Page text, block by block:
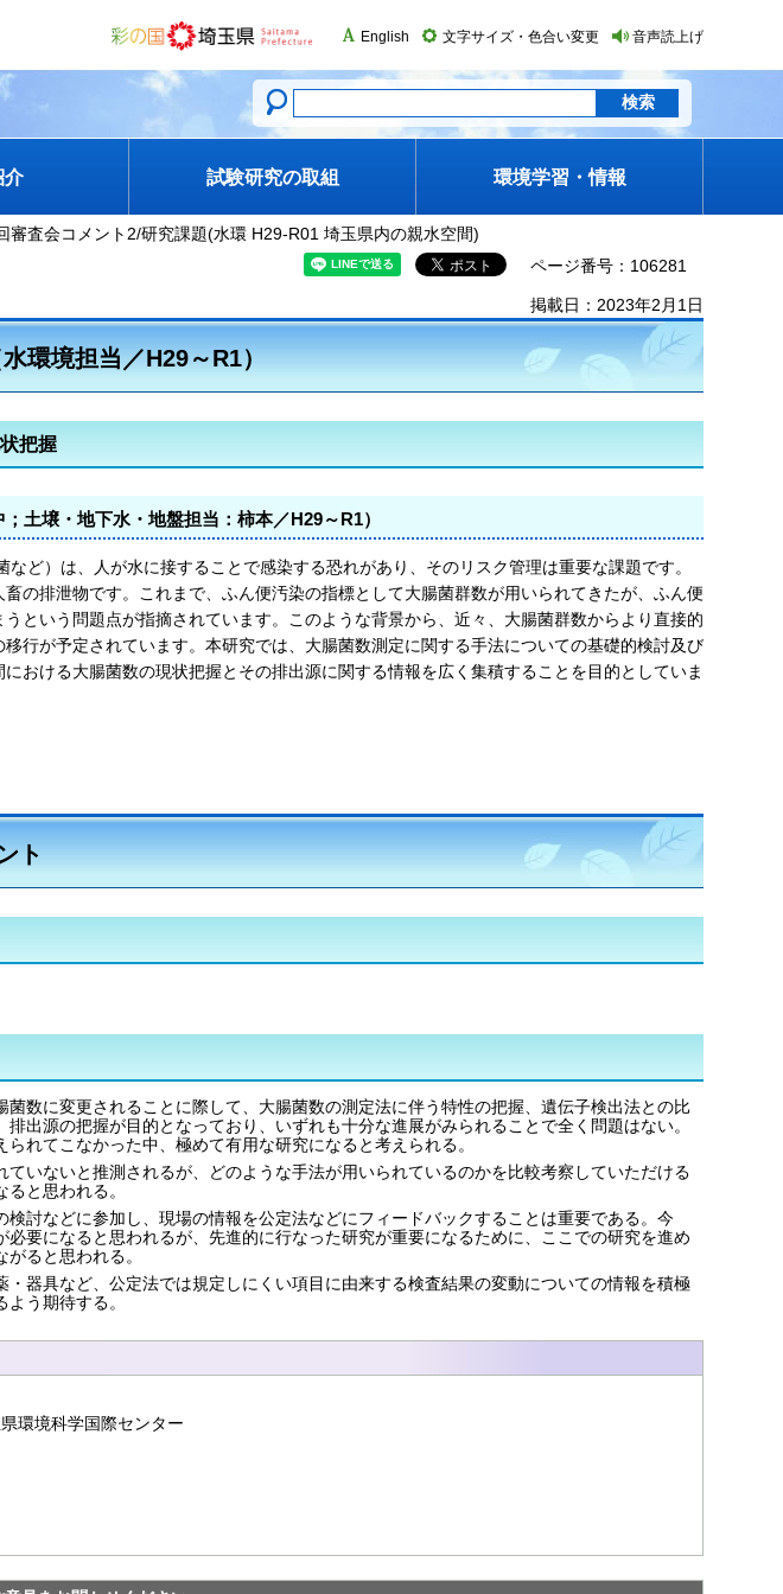
English 文字サイズ・色合い変更 音声読上げ
介 試験研究の取組 環境学習・情報
審査会コメント2/研究課題(水環 H29-R01 埼玉県内の親水空間)
ページ番号：106281
掲載日：2023年2月1日
環境担当／H29～R1）
把握
土壌・地下水・地盤担当：柿本／H29～R1）
ど）は、人が水に接することで感染する恐れがあり、そのリスク管理は重要な課題です。
の排泄物です。これまで、ふん便汚染の指標として大腸菌群数が用いられてきたが、ふん便
という問題点が指摘されています。このような背景から、近々、大腸菌群数からより直接的
行が予定されています。本研究では、大腸菌数測定に関する手法についての基礎的検討及び
おける大腸菌数の現状把握とその排出源に関する情報を広く集積することを目的としていま
ト
数に変更されることに際して、大腸菌数の測定法に伴う特性の把握、遺伝子検出法との比
出源の把握が目的となっており、いずれも十分な進展がみられることで全く問題はない。
れてこなかった中、極めて有用な研究になると考えられる。
いないと推測されるが、どのような手法が用いられているのかを比較考察していただける
と思われる。
討などに参加し、現場の情報を公定法などにフィードバックすることは重要である。今
要になると思われるが、先進的に行なった研究が重要になるために、ここでの研究を進め
ると思われる。
器具など、公定法では規定しにくい項目に由来する検査結果の変動についての情報を積極
う期待する。
環境科学国際センター